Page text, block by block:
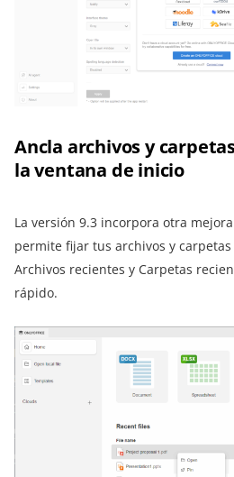
Ancla archivos y
la ventana de inicio
La versión 9.3 incorpora otra
permite fijar tus archivos y
Archivos recientes y Carpetas
rápido.